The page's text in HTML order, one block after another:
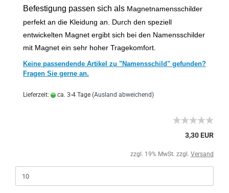
Befestigung passen sich als Magnetnamensschilder
perfekt an die Kleidung an. Durch den speziell
entwickelten Magnet ergibt sich bei den Namensschilder
mit Magnet ein sehr hoher Tragekomfort.
Keine passendende Artikel zu "Namensschild" gefunden?
Fragen Sie gerne an.
Lieferzeit: ca. 3-4 Tage (Ausland abweichend)
3,30 EUR
zzgl. 19% MwSt. zzgl. Versand